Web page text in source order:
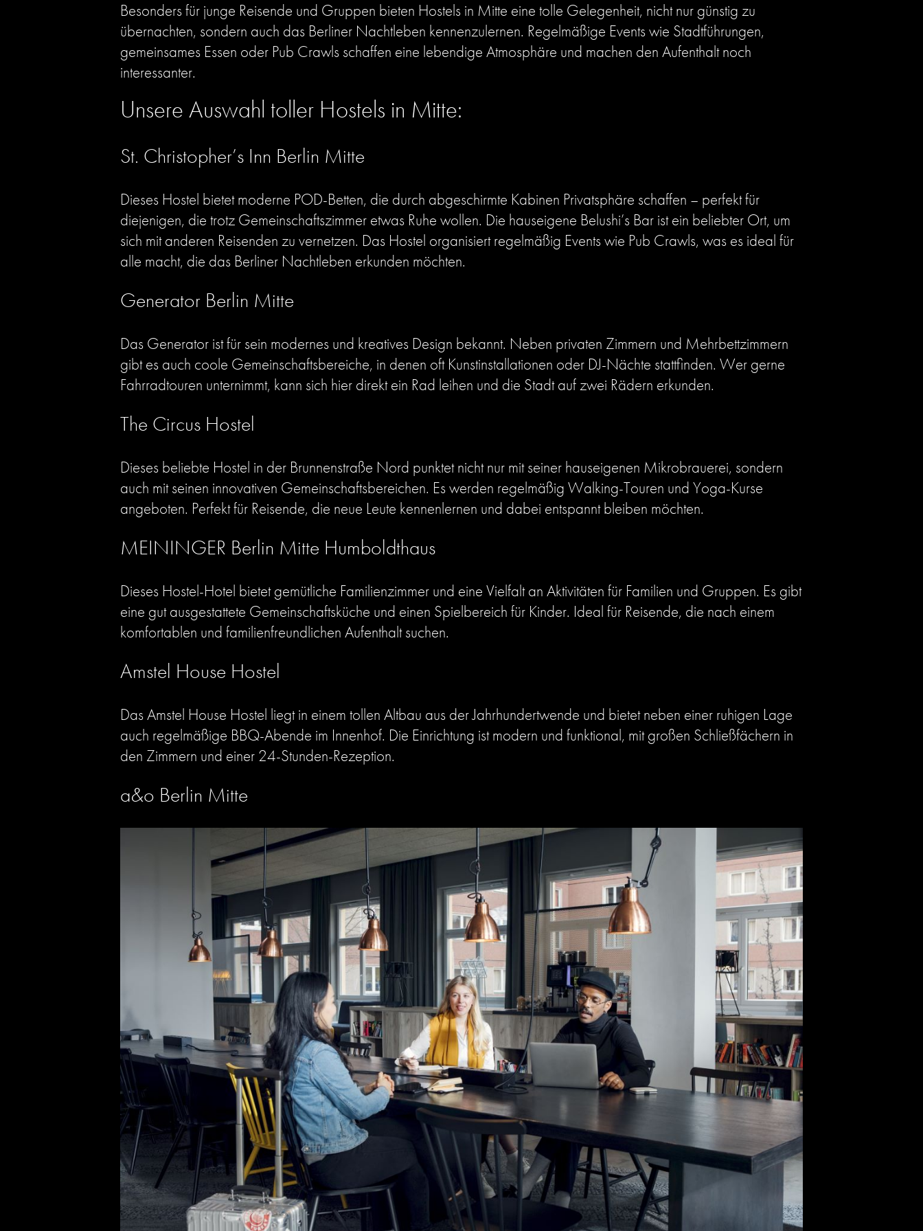
Besonders für junge Reisende und Gruppen bieten Hostels in Mitte eine tolle Gelegenheit, nicht nur günstig zu
übernachten, sondern auch das Berliner Nachtleben kennenzulernen. Regelmäßige Events wie Stadtführungen,
gemeinsames Essen oder Pub Crawls schaffen eine lebendige Atmosphäre und machen den Aufenthalt noch
interessanter.
Unsere Auswahl toller Hostels in Mitte:
St. Christopher’s Inn Berlin Mitte
Dieses Hostel bietet moderne POD-Betten, die durch abgeschirmte Kabinen Privatsphäre schaffen – perfekt für
diejenigen, die trotz Gemeinschaftszimmer etwas Ruhe wollen. Die hauseigene Belushi’s Bar ist ein beliebter Ort, um
sich mit anderen Reisenden zu vernetzen. Das Hostel organisiert regelmäßig Events wie Pub Crawls, was es ideal für
alle macht, die das Berliner Nachtleben erkunden möchten.
Generator Berlin Mitte
Das Generator ist für sein modernes und kreatives Design bekannt. Neben privaten Zimmern und Mehrbettzimmern
gibt es auch coole Gemeinschaftsbereiche, in denen oft Kunstinstallationen oder DJ-Nächte stattfinden. Wer gerne
Fahrradtouren unternimmt, kann sich hier direkt ein Rad leihen und die Stadt auf zwei Rädern erkunden.
The Circus Hostel
Dieses beliebte Hostel in der Brunnenstraße Nord punktet nicht nur mit seiner hauseigenen Mikrobrauerei, sondern
auch mit seinen innovativen Gemeinschaftsbereichen. Es werden regelmäßig Walking-Touren und Yoga-Kurse
angeboten. Perfekt für Reisende, die neue Leute kennenlernen und dabei entspannt bleiben möchten.
MEININGER Berlin Mitte Humboldthaus
Dieses Hostel-Hotel bietet gemütliche Familienzimmer und eine Vielfalt an Aktivitäten für Familien und Gruppen. Es gibt
eine gut ausgestattete Gemeinschaftsküche und einen Spielbereich für Kinder. Ideal für Reisende, die nach einem
komfortablen und familienfreundlichen Aufenthalt suchen.
Amstel House Hostel
Das Amstel House Hostel liegt in einem tollen Altbau aus der Jahrhundertwende und bietet neben einer ruhigen Lage
auch regelmäßige BBQ-Abende im Innenhof. Die Einrichtung ist modern und funktional, mit großen Schließfächern in
den Zimmern und einer 24-Stunden-Rezeption.
a&o Berlin Mitte